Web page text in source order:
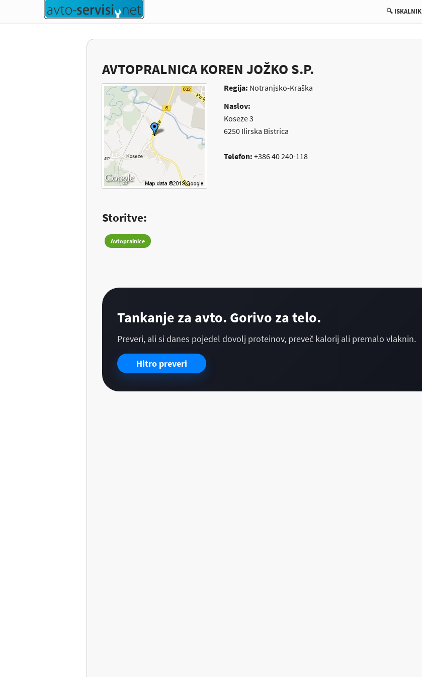
🔍 ISKALNIK
AVTOPRALNICA KOREN JOŽKO S.P.
Regija: Notranjsko-Kraška
Naslov:
Koseze 3
6250 Ilirska Bistrica
Telefon: +386 40 240-118
Storitve:
Avtopralnice
Tankanje za avto. Gorivo za telo.
Preveri, ali si danes pojedel dovolj proteinov, preveč kalorij ali premalo vlaknin.
Hitro preveri